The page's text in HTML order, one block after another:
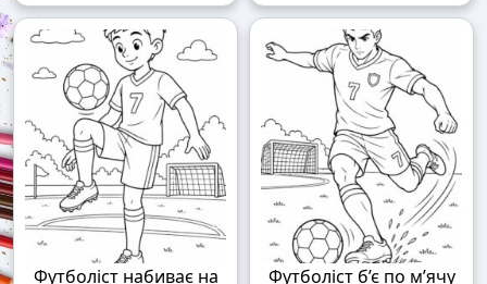
Футболіст набиває на
Футболіст б’є по м’ячу